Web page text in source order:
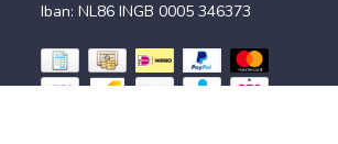
Iban: NL86 INGB 0005 346373